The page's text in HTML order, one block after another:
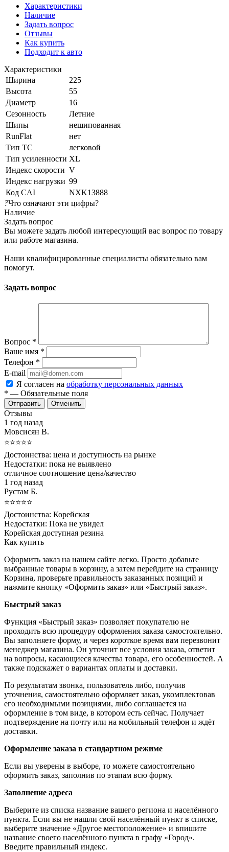
Характеристики
Наличие
Задать вопрос
Отзывы
Как купить
Подходит к авто
Характеристики
Ширина
225
Высота
55
Диаметр
16
Сезонность
Летние
Шипы
нешипованная
RunFlat
нет
Тип ТС
легковой
Тип усиленности XL
Индекс скорости V
Индекс нагрузки 99
Код CAI
NXK13888
?Что означают эти цифры?
Наличие
Задать вопрос
Вы можете задать любой интересующий вас вопрос по товару
или работе магазина.
Наши квалифицированные специалисты обязательно вам
помогут.
Задать вопрос
Вопрос *
Ваше имя *
Телефон *
E-mail
Я согласен на обработку персональных данных
* — Обязательные поля
Отменить
Отзывы
1 год назад
Мовсисян В.
⭐⭐⭐⭐⭐
Достоинства: цена и доступность на рынке
Недостатки: пока не выявлено
отличное соотношение цена/качество
1 год назад
Рустам Б.
⭐⭐⭐⭐⭐
Достоинства: Корейская
Недостатки: Пока не увидел
Корейская доступная резина
Как купить
Оформить заказ на нашем сайте легко. Просто добавьте
выбранные товары в корзину, а затем перейдите на страницу
Корзина, проверьте правильность заказанных позиций и
нажмите кнопку «Оформить заказ» или «Быстрый заказ».
Быстрый заказ
Функция «Быстрый заказ» позволяет покупателю не
проходить всю процедуру оформления заказа самостоятельно.
Вы заполняете форму, и через короткое время вам перезвонит
менеджер магазина. Он уточнит все условия заказа, ответит
на вопросы, касающиеся качества товара, его особенностей. А
также подскажет о вариантах оплаты и доставки.
По результатам звонка, пользователь либо, получив
уточнения, самостоятельно оформляет заказ, укомплектовав
его необходимыми позициями, либо соглашается на
оформление в том виде, в котором есть сейчас. Получает
подтверждение на почту или на мобильный телефон и ждёт
доставки.
Оформление заказа в стандартном режиме
Если вы уверены в выборе, то можете самостоятельно
оформить заказ, заполнив по этапам всю форму.
Заполнение адреса
Выберите из списка название вашего региона и населённого
пункта. Если вы не нашли свой населённый пункт в списке,
выберите значение «Другое местоположение» и впишите
название своего населённого пункта в графу «Город».
Введите правильный индекс.